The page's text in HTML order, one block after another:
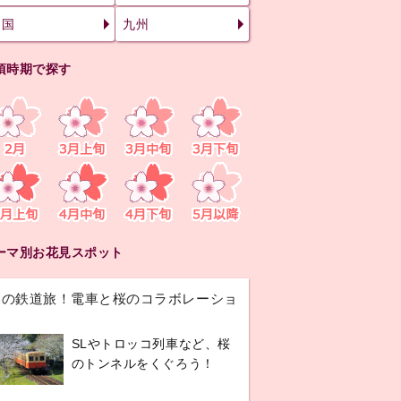
九州
時期で探す
マ別お花見スポット
鉄道旅！電車と桜のコラボレーショ
SLやトロッコ列車など、桜
のトンネルをくぐろう！